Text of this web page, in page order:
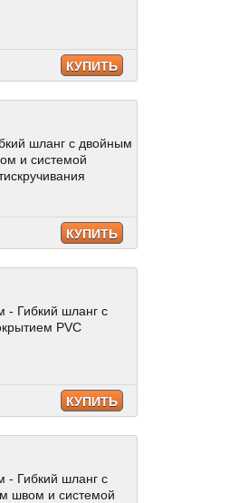
КУПИТЬ
шланг с двойным
и системой
КУПИТЬ
- Гибкий шланг с
PVC
КУПИТЬ
- Гибкий шланг с
швом и системой